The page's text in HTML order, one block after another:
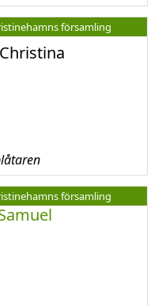
församling
församling